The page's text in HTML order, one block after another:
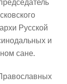
Русской
и
сане.